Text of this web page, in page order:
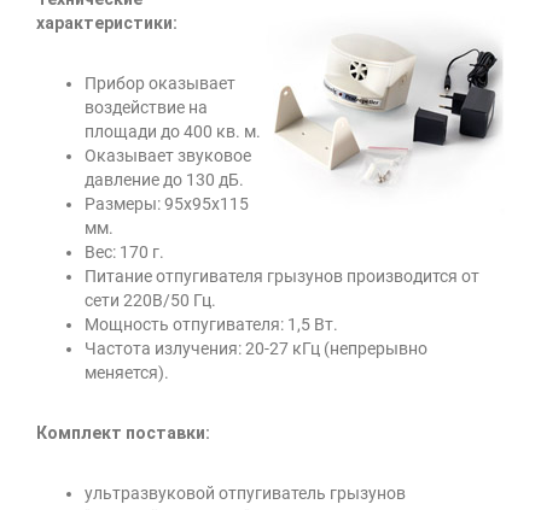
характеристики:
Прибор оказывает
воздействие на
площади до 400 кв. м.
Оказывает звуковое
давление до 130 дБ.
Размеры: 95х95х115
мм.
Вес: 170 г.
Питание отпугивателя грызунов производится от
сети 220В/50 Гц.
Мощность отпугивателя: 1,5 Вт.
Частота излучения: 20-27 кГц (непрерывно
меняется).
Комплект поставки:
ультразвуковой отпугиватель грызунов